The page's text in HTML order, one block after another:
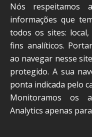
Nós respeitamos
informações que
todos os sites:
fins analíticos.
ao navegar nesse
protegido. A sua
ponta indicada pelo
Monitoramos os
Analytics apenas